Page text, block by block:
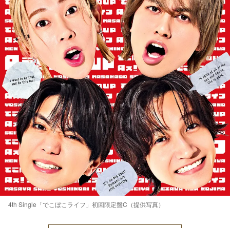
4th Single「でこぼこライフ」初回限定盤C（提供写真）